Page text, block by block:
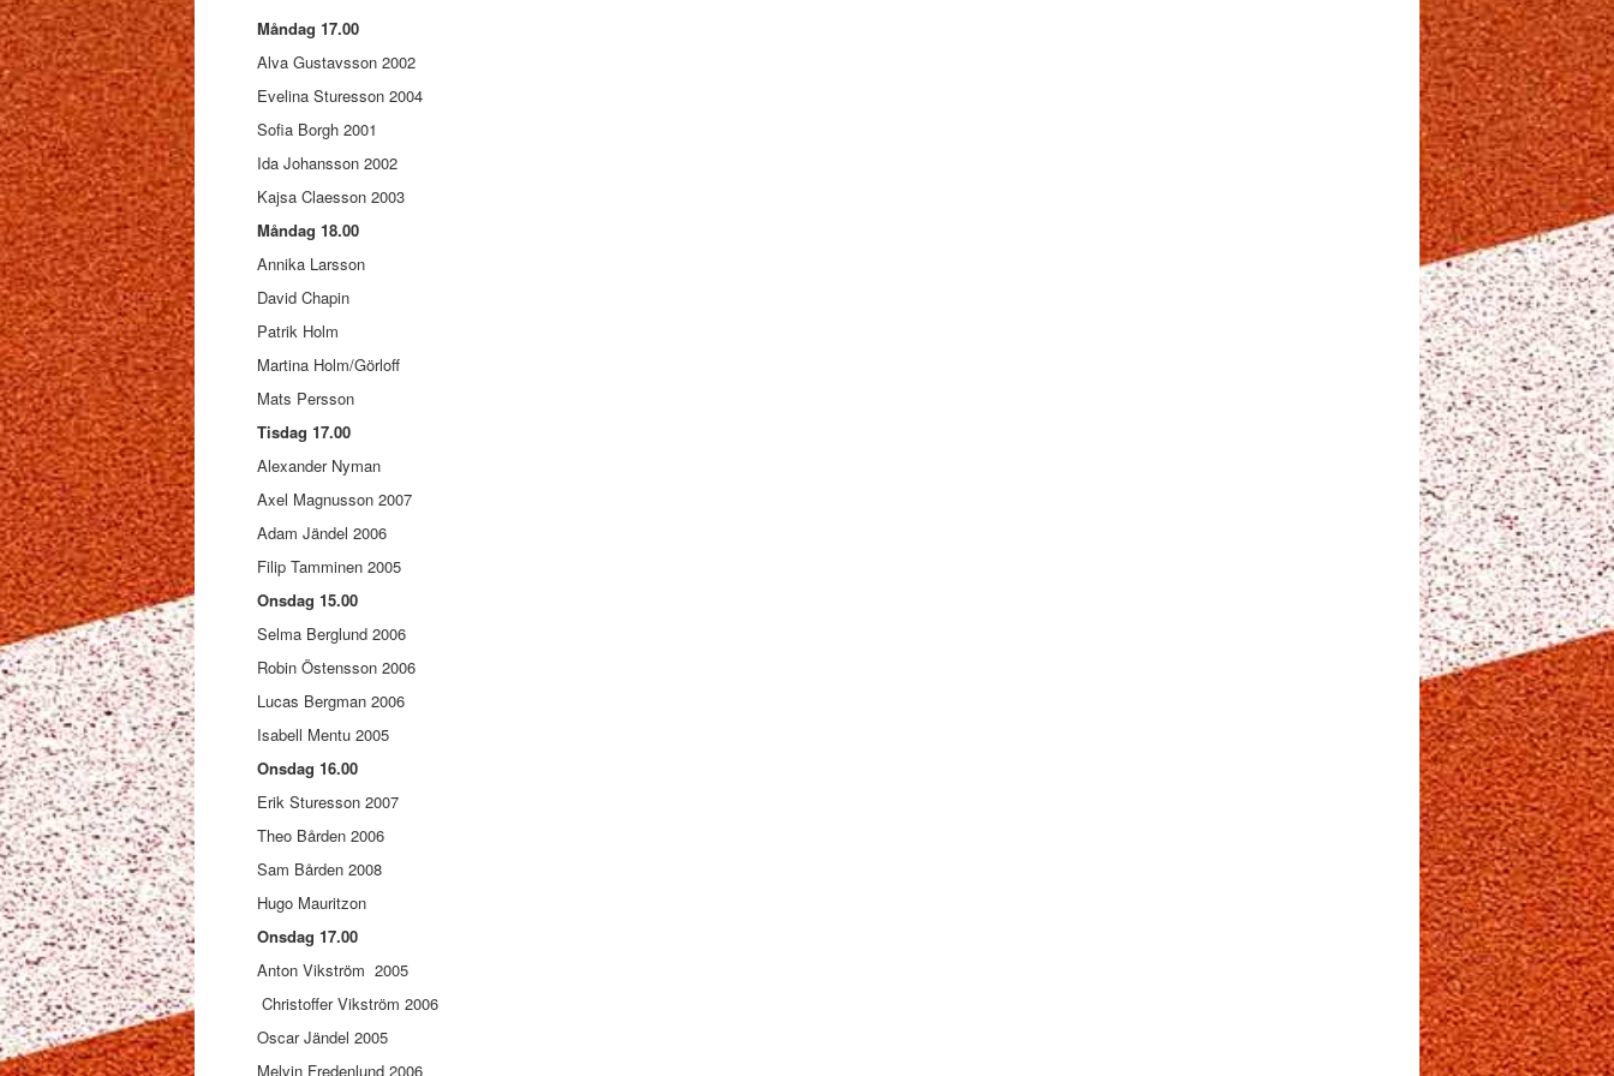
Måndag 17.00
Alva Gustavsson 2002
Evelina Sturesson 2004
Sofia Borgh 2001
Ida Johansson 2002
Kajsa Claesson 2003
Måndag 18.00
Annika Larsson
David Chapin
Patrik Holm
Martina Holm/Görloff
Mats Persson
Tisdag 17.00
Alexander Nyman
Axel Magnusson 2007
Adam Jändel 2006
Filip Tamminen 2005
Onsdag 15.00
Selma Berglund 2006
Robin Östensson 2006
Lucas Bergman 2006
Isabell Mentu 2005
Onsdag 16.00
Erik Sturesson 2007
Theo Bården 2006
Sam Bården 2008
Hugo Mauritzon
Onsdag 17.00
Anton Vikström 2005
Christoffer Vikström 2006
Oscar Jändel 2005
Melvin Fredenlund 2006